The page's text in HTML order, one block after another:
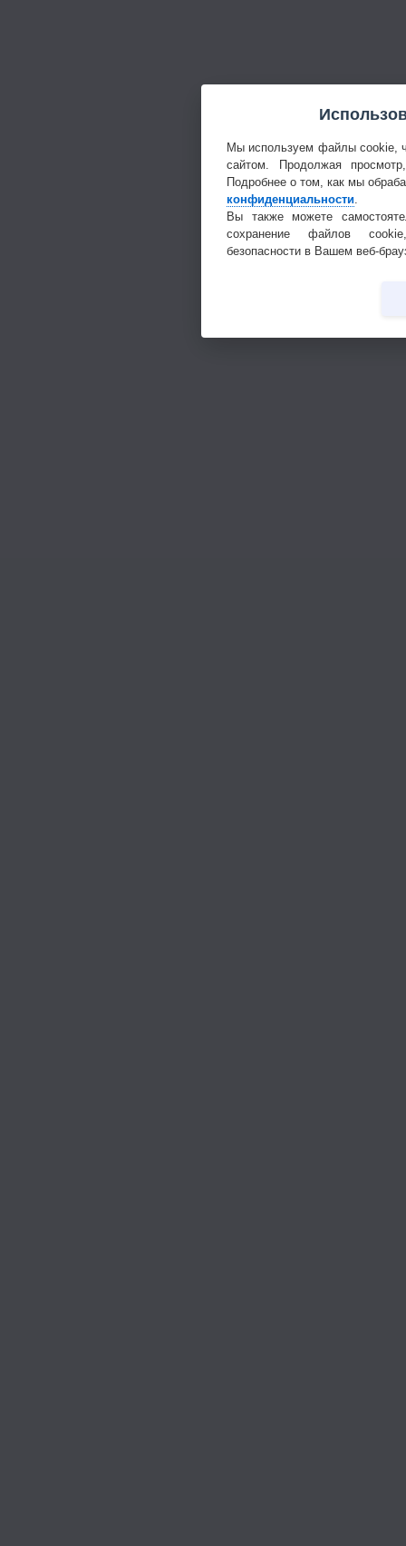
Мы используем файлы cookie,
сайтом. Продолжая
Подробнее о том, как мы
конфиденциальности.
Вы также можете
сохранение файлов
безопасности в Вашем веб-